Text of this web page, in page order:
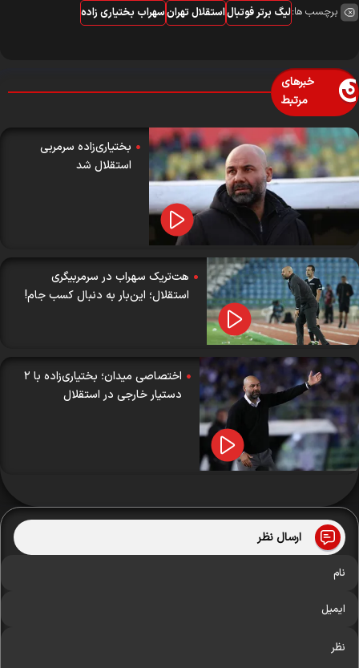
برچسب ها:لیگ برتر فوتبالاستقلال تهرانسهراب بختیاری زاده
خبرهای
مرتبط
بختیاری‌زاده سرمربی
استقلال شد
هت‌تریک سهراب در سرمربیگری
استقلال؛ این‌بار به دنبال کسب جام!
اختصاصی میدان؛ بختیاری‌زاده با ۲
دستیار خارجی در استقلال
ارسال نظر